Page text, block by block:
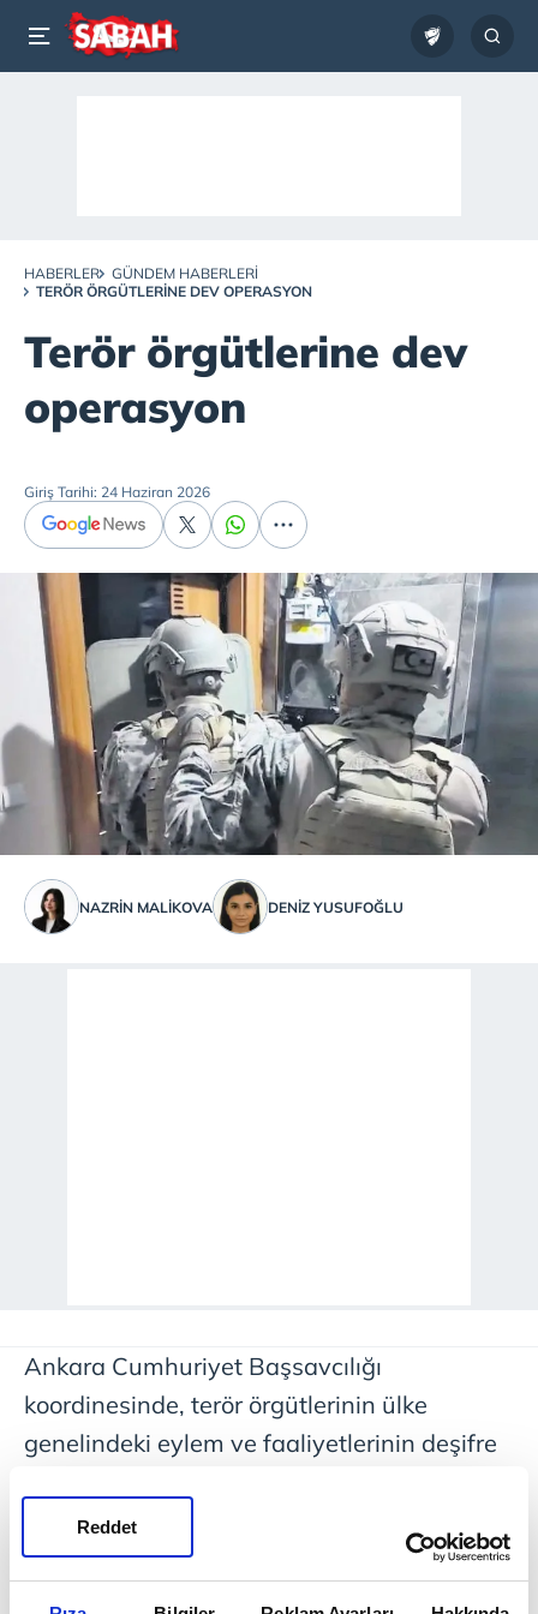
Reddet
HABERLER
GÜNDEM HABERLERI
TERÖR ÖRGÜTLERINE DEV OPERASYON
Terör örgütlerine dev
operasyon
Giriş Tarihi: 24 Haziran 2026
NAZRIN MALİKOVA DENIZ YUSUFOĞLU
Ankara Cumhuriyet Başsavcılığı
koordinesinde, terör örgütlerinin ülke
genelindeki eylem ve faaliyetlerinin deşifre
kapsamında çok sayıda örgüte operasyon
gerçekleştirildi. DAEŞ terör örgütüne bağlı